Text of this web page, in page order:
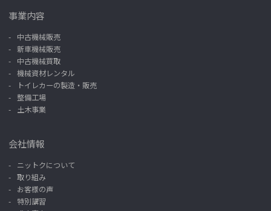
事業内容
中古機械販売
新車機械販売
中古機械買取
機械資材レンタル
トイレカーの製造・販売
整備工場
土木事業
会社情報
ニットクについて
取り組み
お客様の声
特別講習